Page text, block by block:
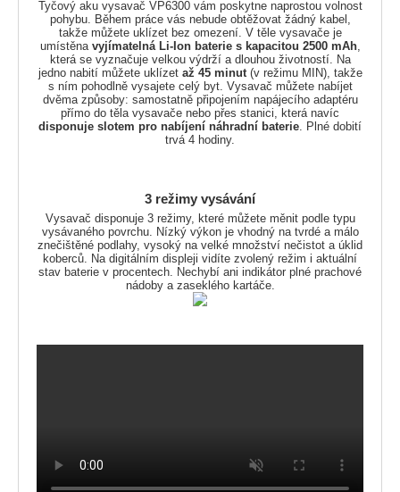
Tyčový aku vysavač VP6300 vám poskytne naprostou volnost
pohybu. Během práce vás nebude obtěžovat žádný kabel,
takže můžete uklízet bez omezení. V těle vysavače je
umístěna vyjímatelná Li-Ion baterie s kapacitou 2500 mAh,
která se vyznačuje velkou výdrží a dlouhou životností. Na
jedno nabití můžete uklízet až 45 minut(v režimu MIN), takže
s ním pohodlně vysajete celý byt. Vysavač můžete nabíjet
dvěma způsoby: samostatně připojením napájecího adaptéru
přímo do těla vysavače nebo přes stanici, která navíc
disponuje slotem pro nabíjení náhradní baterie. Plné dobití
trvá 4 hodiny.
3 režimy vysávání
Vysavač disponuje 3 režimy, které můžete měnit podle typu
vysávaného povrchu. Nízký výkon je vhodný na tvrdé a málo
znečištěné podlahy, vysoký na velké množství nečistot a úklid
koberců. Na digitálním displeji vidíte zvolený režim i aktuální
stav baterie v procentech. Nechybí ani indikátor plné prachové
nádoby a zaseklého kartáče.